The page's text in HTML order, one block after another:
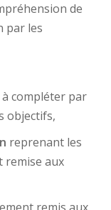
de
par les
compléter par
objectifs,
reprenant les
remise aux